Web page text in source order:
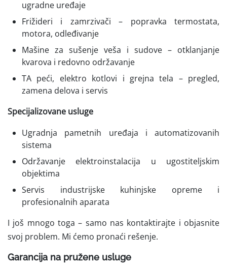
ugradne uređaje
Frižideri i zamrzivači – popravka termostata,
motora, odleđivanje
Mašine za sušenje veša i sudove – otklanjanje
kvarova i redovno održavanje
TA peći, elektro kotlovi i grejna tela – pregled,
zamena delova i servis
Specijalizovane usluge
Ugradnja pametnih uređaja i automatizovanih
sistema
Održavanje elektroinstalacija u ugostiteljskim
objektima
Servis industrijske kuhinjske opreme i
profesionalnih aparata
I još mnogo toga – samo nas kontaktirajte i objasnite
svoj problem. Mi ćemo pronaći rešenje.
Garancija na pružene usluge